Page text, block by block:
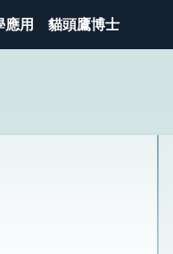
應用 貓頭鷹博士